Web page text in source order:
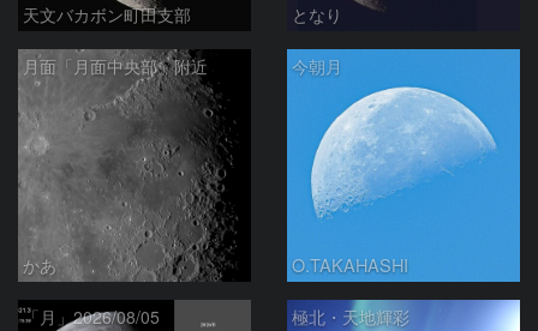
天文バカボン町田支部 となり
月面「月面中央部」附近
かあ
今朝月
O.TAKAHASHI
「月」2026/08/05 極北・天地輝彩